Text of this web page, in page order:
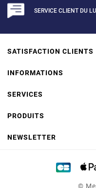
SERVICE CLIENT DU
SATISFACTION CLIENTS
INFORMATIONS
SERVICES
PRODUITS
NEWSLETTER
©